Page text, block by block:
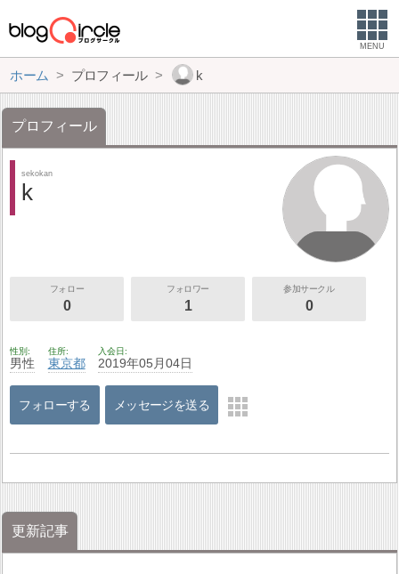
MENU
ホーム プロフィール k
プロフィール
sekokan
k
フォロー
0
フォロワー
1
参加サークル
0
性別
男性
住所
東京都
入会日
2019年05月04日
フォローする メッセージを送る
更新記事